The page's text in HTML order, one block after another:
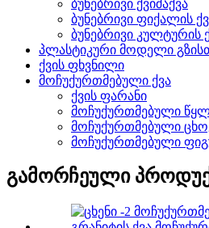
ბუნებრივი ქვიშაქვა
ბუნებრივი ფიქალის
ბუნებრივი კულტურის
პლასტიკური მოდელი
ქვის ფხვნილი
მოჩუქურთმებული ქვა
ქვის ფარანი
მოჩუქურთმებული
მოჩუქურთმებული
მოჩუქურთმებული
გამორჩეული